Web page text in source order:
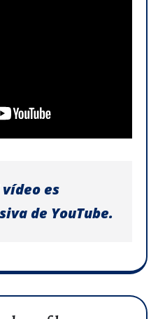
es
de YouTube.